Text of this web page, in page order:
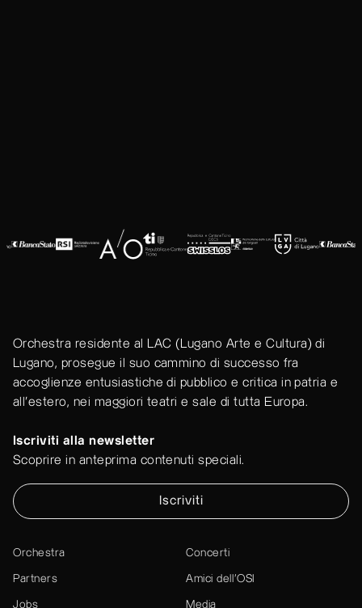
Orchestra residente al LAC (Lugano Arte e Cultura) di
Lugano, prosegue il suo cammino di successo fra
accoglienze entusiastiche di pubblico e critica in patria e
all'estero, nei maggiori teatri e sale di tutta Europa.
Iscriviti alla newsletter
Scoprire in anteprima contenuti speciali.
Iscriviti
Orchestra Concerti
Partners Amici dell’OSI
Jobs Media